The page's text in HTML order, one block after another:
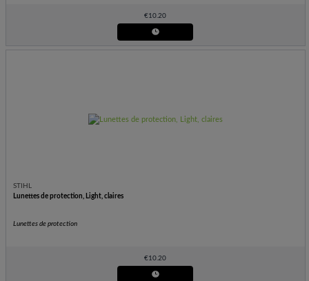
€10.20
STIHL
Lunettes de protection, Light, claires
Lunettes de protection
€10.20